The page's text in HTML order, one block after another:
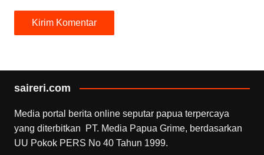
saireri.com
Media portal berita online seputar papua terpercaya
yang diterbitkan PT. Media Papua Grime, berdasarkan
UU Pokok PERS No 40 Tahun 1999.